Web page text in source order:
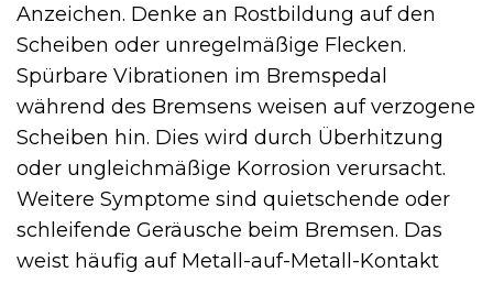
Anzeichen. Denke an Rostbildung auf den
Scheiben oder unregelmäßige Flecken.
Spürbare Vibrationen im Bremspedal
während des Bremsens weisen auf verzogene
Scheiben hin. Dies wird durch Überhitzung
oder ungleichmäßige Korrosion verursacht.
Weitere Symptome sind quietschende oder
schleifende Geräusche beim Bremsen. Das
weist häufig auf Metall-auf-Metall-Kontakt